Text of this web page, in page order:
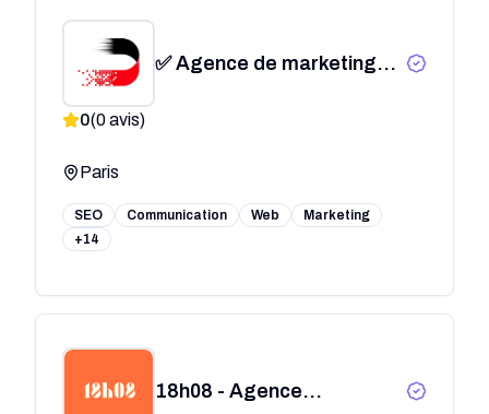
✅ Agence de marketing
0(0avis)
Paris
SEO Communication Web
Marketing
+14
18h08 - Agence